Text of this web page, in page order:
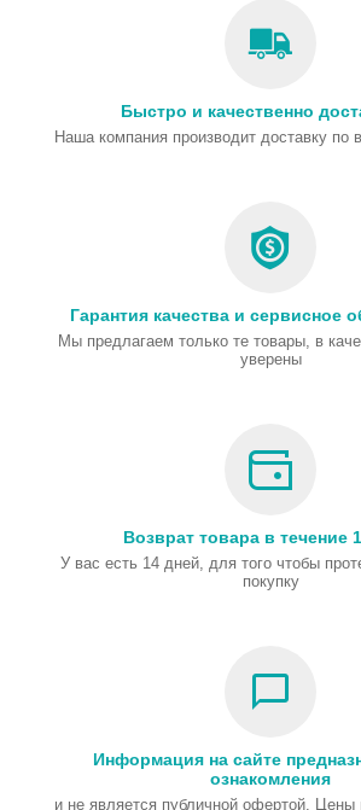
Быстро и качественно
Наша компания производит доставку по
Гарантия качества и сервисное
Мы предлагаем только те товары, в
уверены
Возврат товара в течение
У вас есть 14 дней, для того чтобы
покупку
Информация на сайте
ознакомления
и не является публичной офертой. Цены